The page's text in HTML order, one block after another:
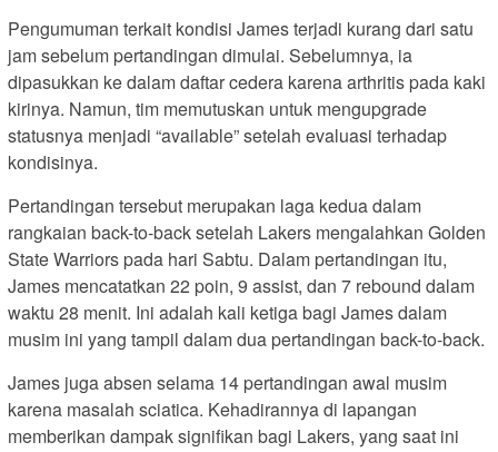
Pengumuman terkait kondisi James terjadi kurang dari satu
jam sebelum pertandingan dimulai. Sebelumnya, ia
dipasukkan ke dalam daftar cedera karena arthritis pada kaki
kirinya. Namun, tim memutuskan untuk mengupgrade
statusnya menjadi “available” setelah evaluasi terhadap
kondisinya.
Pertandingan tersebut merupakan laga kedua dalam
rangkaian back-to-back setelah Lakers mengalahkan Golden
State Warriors pada hari Sabtu. Dalam pertandingan itu,
James mencatatkan 22 poin, 9 assist, dan 7 rebound dalam
waktu 28 menit. Ini adalah kali ketiga bagi James dalam
musim ini yang tampil dalam dua pertandingan back-to-back.
James juga absen selama 14 pertandingan awal musim
karena masalah sciatica. Kehadirannya di lapangan
memberikan dampak signifikan bagi Lakers, yang saat ini